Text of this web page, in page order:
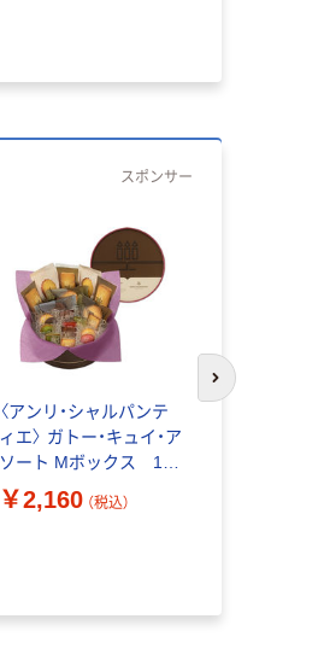
スポンサー
〈アンリ・シャルパンテ
ィエ〉 ガトー・キュイ・ア
ソート Mボックス 1
箱 手さげ袋付 スイー
ツ ギフト 洋菓子 焼き菓
￥2,160 （税込）
次のスライド